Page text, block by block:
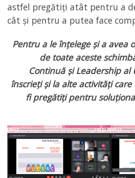
astfel pregătiți atât pentru a
cât și pentru a putea face
Pentru a le înțelege și a avea
de toate aceste
Continuă și Leadership al
înscrieți și la alte activități
fi pregătiți pentru